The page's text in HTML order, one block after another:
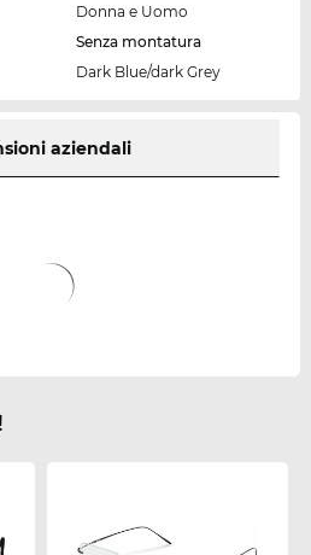
Donna e Uomo
Senza montatura
Dark Blue/dark Grey
aziendali